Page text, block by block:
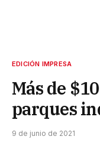
EDICIÓN IMPRESA
Más de
parques
9 de junio de 2021